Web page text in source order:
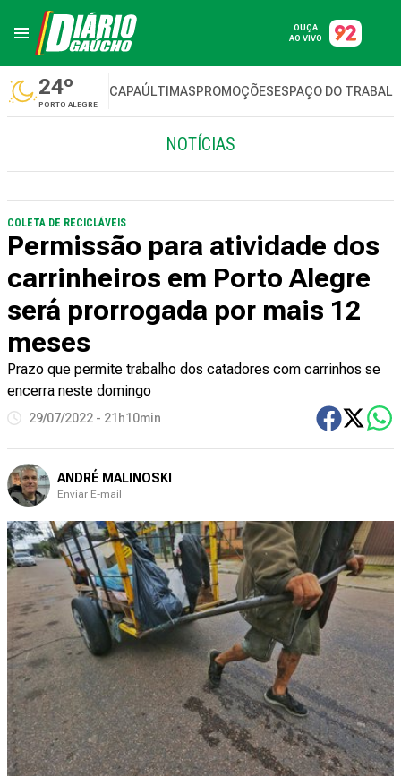
OUÇA
AO VIVO
24º
PORTO ALEGRE
CAPAÚLTIMASPROMOÇÕESESPAÇO DO
NOTÍCIAS
COLETA DE RECICLÁVEIS
Permissão para atividade dos
carrinheiros em Porto Alegre
será prorrogada por mais 12
meses
Prazo que permite trabalho dos catadores com carrinhos se
encerra neste domingo
29/07/2022 - 21h10min
ANDRÉ MALINOSKI
Enviar E-mail